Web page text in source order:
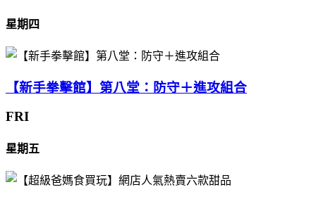
星期四
【新手拳擊館】第八堂：防守＋進攻組合
FRI
星期五